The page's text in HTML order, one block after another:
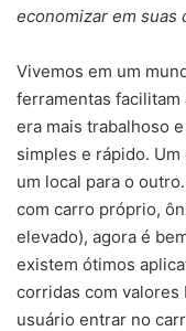
economizar em suas
Vivemos em um
ferramentas facilitam
era mais trabalhoso
simples e rápido.
um local para o
com carro próprio,
elevado), agora é
existem ótimos
corridas com valores
usuário entrar no